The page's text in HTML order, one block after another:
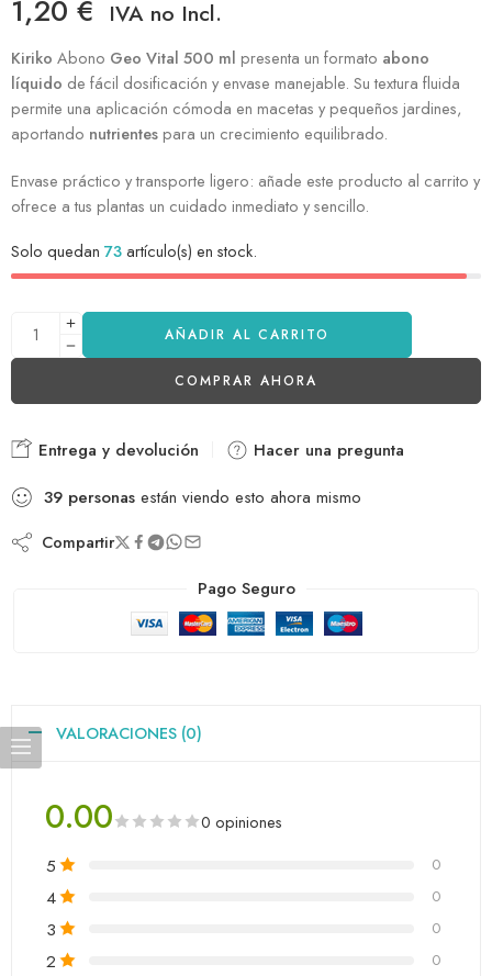
1,20 € IVA no Incl.
Kiriko Abono Geo Vital 500 ml presenta un formato abono
líquido de fácil dosificación y envase manejable. Su textura fluida
permite una aplicación cómoda en macetas y pequeños jardines,
aportando nutrientes para un crecimiento equilibrado.
Envase práctico y transporte ligero: añade este producto al carrito y
ofrece a tus plantas un cuidado inmediato y sencillo.
Solo quedan 73artículo(s) en stock.
AÑADIR AL CARRITO
COMPRAR AHORA
Entrega y devolución
Hacer una pregunta
39 personas están viendo esto ahora mismo
Compartir
Pago Seguro
VALORACIONES (0)
0.00 0 opiniones
5 0
4 0
3 0
2 0